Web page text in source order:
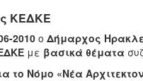
ΚΕΔΚΕ
2010ο Δήμαρχος
με βασικά θέματα
Νόμο «Νέα